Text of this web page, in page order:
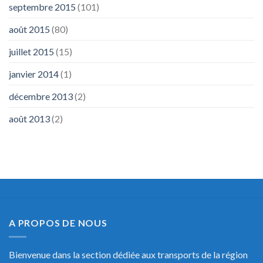
septembre 2015 (101)
août 2015 (80)
juillet 2015 (15)
janvier 2014(1)
décembre 2013(2)
août 2013(2)
A PROPOS DE NOUS
Bienvenue dans la section dédiée aux transports de la région